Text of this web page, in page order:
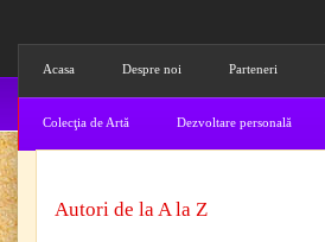
Acasa Despre noi Parteneri
Colecţia de Artă Dezvoltare personală
Autori de la A la Z